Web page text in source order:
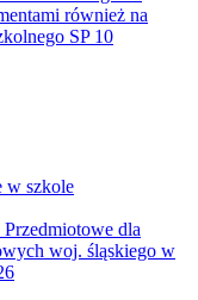
również na
SP 10
w szkole
dla
woj. śląskiego w